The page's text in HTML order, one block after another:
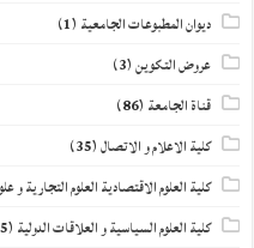
ديوان المطبوعات الجامعية (1)
عروض التكوين(3)
قناة الجامعة (86)
كلية الاعلام و الاتصال(35)
كلية العلوم الاقتصادية العلوم التجارية و
كلية العلوم السياسية و العلاقات الدولية (25)